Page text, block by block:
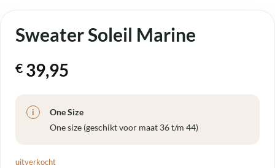
Sweater Soleil Marine
€ 39,95
i
One Size
One size (geschikt voor maat 36 t/m 44)
uitverkocht